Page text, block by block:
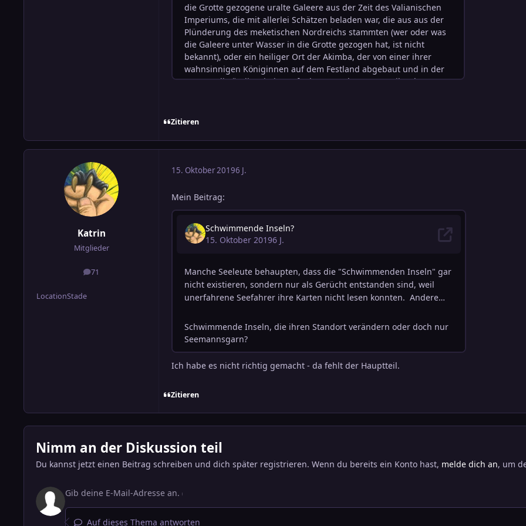
Zitieren
Katrin
Mitglieder
71
Beiträge
LocationStade
15. Oktober 20196 J.
Mein Beitrag:
Ich habe es nicht richtig gemacht - da fehlt der Hauptteil.
Zitieren
Nimm an der Diskussion teil
Du kannst jetzt einen Beitrag schreiben und dich später registrieren. Wenn du bereits ein Konto hast, melde dich an, um
Auf dieses Thema antworten